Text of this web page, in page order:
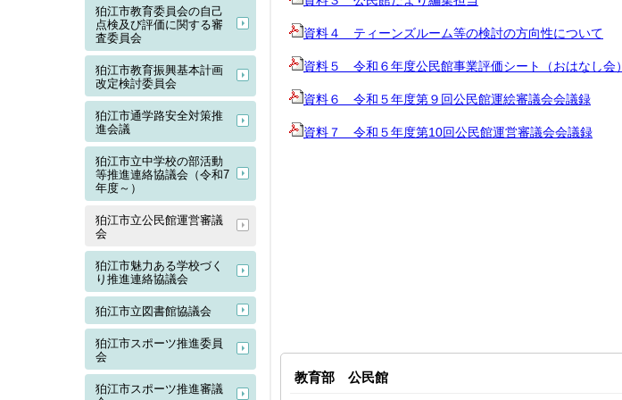
狛江市教育委員会の自己
点検及び評価に関する審
査委員会
狛江市教育振興基本計画
改定検討委員会
狛江市通学路安全対策推
進会議
狛江市立中学校の部活動
等推進連絡協議会（令和7
年度～）
狛江市立公民館運営審議
会
狛江市魅力ある学校づく
り推進連絡協議会
狛江市立図書館協議会
狛江市スポーツ推進委員
会
狛江市スポーツ推進審議
資料４ ティーンズルーム等の検討の方向性について
資料５ 令和６年度公民館事業評価シート（おはなし会）
資料６ 令和５年度第９回公民館運絵審議会会議録
資料７ 令和５年度第10回公民館運営審議会会議録
教育部 公民館